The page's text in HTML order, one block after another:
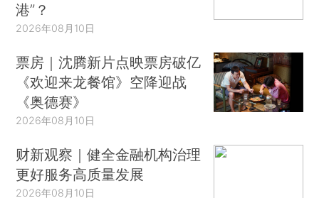
港”？
2026年08月10日
票房｜沈腾新片点映票房破亿
《欢迎来龙餐馆》空降迎战
《奥德赛》
2026年08月10日
财新观察｜健全金融机构治理
更好服务高质量发展
2026年08月10日